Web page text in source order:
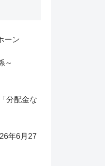
ーン
～
分配金な
年6月27